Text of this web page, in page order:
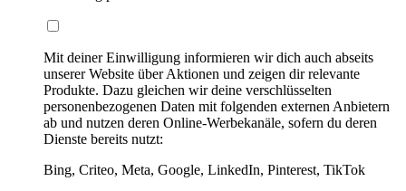
Mit deiner Einwilligung informieren wir dich auch abseits
unserer Website über Aktionen und zeigen dir relevante
Produkte. Dazu gleichen wir deine verschlüsselten
personenbezogenen Daten mit folgenden externen Anbietern
ab und nutzen deren Online-Werbekanäle, sofern du deren
Dienste bereits nutzt:
Bing, Criteo, Meta, Google, LinkedIn, Pinterest, TikTok